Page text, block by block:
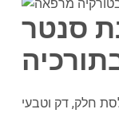
סנטר
חלק, דק וטבעי